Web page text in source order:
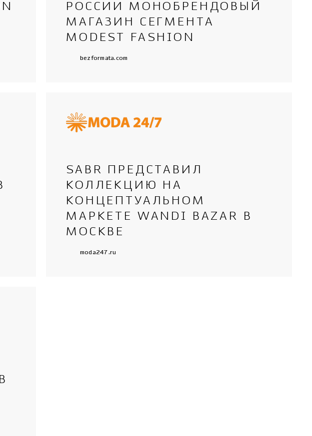
РОССИИ МОНОБРЕНДОВЫЙ
МАГАЗИН СЕГМЕНТА
MODEST FASHION
bezformata.com
SABR ПРЕДСТАВИЛ
КОЛЛЕКЦИЮ НА
КОНЦЕПТУАЛЬНОМ
МАРКЕТЕ WANDI BAZAR В
МОСКВЕ
moda247.ru